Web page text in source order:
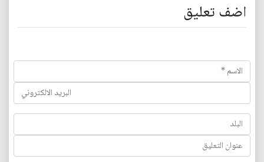
اضف تعليق